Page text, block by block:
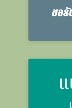
ขอรั